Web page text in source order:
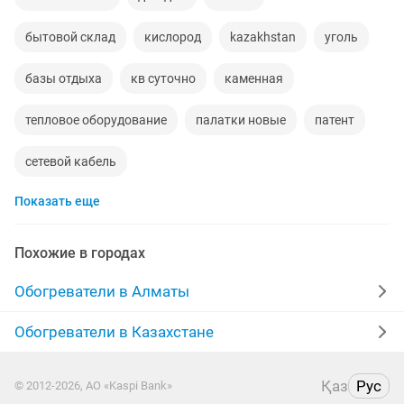
бытовой склад кислород kazakhstan уголь
базы отдыха кв суточно каменная
тепловое оборудование палатки новые патент
сетевой кабель
Показать еще
Похожие в городах
Обогреватели в Алматы
Обогреватели в Казахстане
© 2012-2026, АО «Kaspi Bank» Қаз Рус